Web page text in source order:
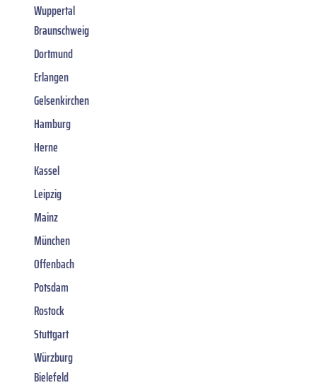
Wuppertal
Braunschweig
Dortmund
Erlangen
Gelsenkirchen
Hamburg
Herne
Kassel
Leipzig
Mainz
München
Offenbach
Potsdam
Rostock
Stuttgart
Würzburg
Bielefeld